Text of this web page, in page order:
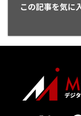
この記事を気に